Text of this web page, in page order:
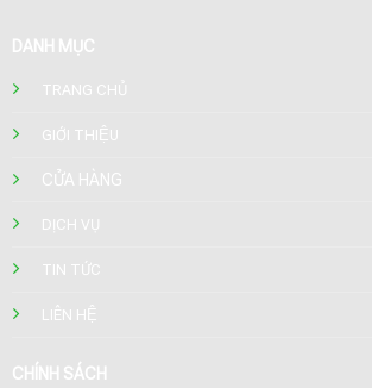
DANH MỤC
TRANG CHỦ
GIỚI THIỆU
CỬA HÀNG
DỊCH VỤ
TIN TỨC
LIÊN HỆ
CHÍNH SÁCH